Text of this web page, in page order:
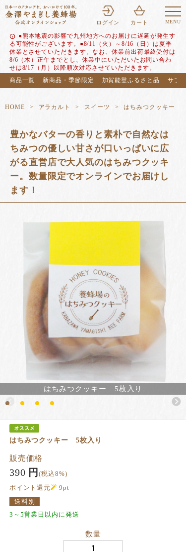
MENU
ログイン カート
info ●熊本地震の影響で九州地方へのお届けに遅延が発生す
る可能性がございます。●8/11（火）～8/16（日）は夏季
休業とさせていただきます。なお、休業前出荷最終受付は
8/6（木）正午までとし、休業中にいただいたお問い合わ
せは8/17（月）以降順次対応させていただきます。
商品一覧
新商品・季節限定 加賀能登ふるさと品 サブ
HOME アラカルト スイーツ はちみつクッキー
豊かなバターの香りと素朴で自然なは
ちみつの優しい甘さが口いっぱいに広
がる直営店で大人気のはちみつクッキ
ー。数量限定でオンラインでお届けし
ます！
はちみつクッキー 5枚入り
はちみつクッキー 5枚入り
販売価格
390 円(税込8%)
ポイント還元
9pt
送料別
3～5営業日以内に発送
数量